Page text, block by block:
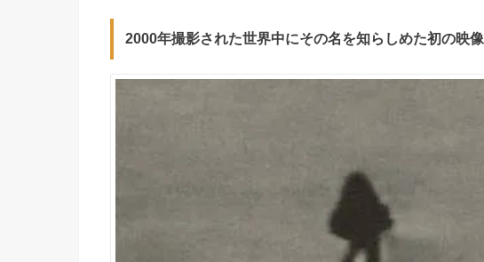
2000年撮影された世界中にその名を知らしめた初の映像